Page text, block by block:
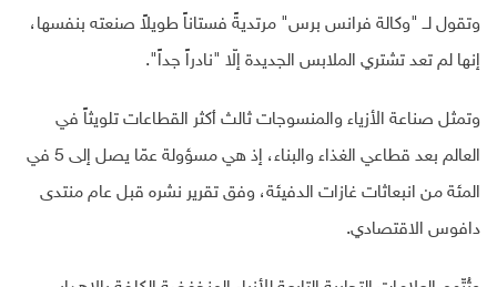
وتقول لــ "وكالة فرانس برس" مرتديةً فستاناً طويلاً صنعته بنفسها،
إنها لم تعد تشتري الملابس الجديدة إلّا "نادراً جداً".
وتمثل صناعة الأزياء والمنسوجات ثالث أكثر القطاعات تلويثاً في
العالم بعد قطاعي الغذاء والبناء، إذ هي مسؤولة عمّا يصل إلى 5 في
المئة من انبعاثات غازات الدفيئة، وفق تقرير نشره قبل عام منتدى
دافوس الاقتصادي.